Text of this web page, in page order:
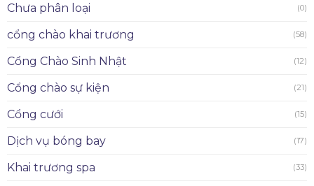
Chưa phân loại (0)
cổng chào khai trương (58)
Cổng Chào Sinh Nhật (12)
Cổng chào sự kiện (21)
Cổng cưới (15)
Dịch vụ bóng bay (17)
Khai trương spa (33)